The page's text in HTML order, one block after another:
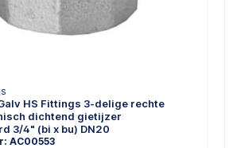
HS Fittings 3-delige rechte
dichtend gietijzer
3/4" (bi x bu) DN20
AC00553